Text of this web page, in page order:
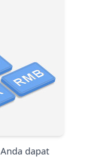
dapat